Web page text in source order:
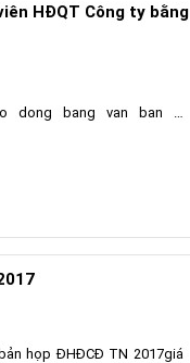
HĐQT Công ty bằng
dong bang van ban …
họp ĐHĐCĐ TN 2017giá